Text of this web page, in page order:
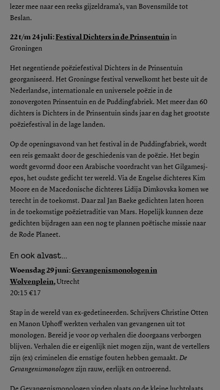
lezer mee naar een reeks gijzeldrama’s, van Bovensmilde tot
Beslan.
22 t/m 24 juli:Festival Dichters in de Prinsentuin in
Groningen
Het negentiende poëziefestival Dichters in de Prinsentuin
georganiseerd. Het Groningse festival verwelkomt het beste uit de
Nederlandse, internationale en universele poëzie in de
zonovergoten Prinsentuin en de Puddingfabriek. Met meer dan 60
dichters is Dichters in de Prinsentuin sinds jaar en dag het grootste
poëziefestival in de lage landen.
Op de openingsavond van het festival in de Puddingfabriek, wordt
een reis gemaakt door de geschiedenis van de poëzie. Het begin
wordt gevormd door een Arabische voordracht van het Gilgamesj-
epos, het oudste gedicht ter wereld. Via de Engelse dichteres Kim
Moore en de Macedonische dichteres Lidija Dimkovska komen we
terecht in de toekomst. Daar zal Jan Baeke gedichten laten horen
in de toekomstige poëzietraditie van Mars. Hopelijk kunnen deze
gedichten bijdragen aan een nog te plannen poëtische missie naar
de Rode Planeet.
En ook alvast…
Woensdag 29 juni:Gevangenismonologen in
Wolvenplein, Utrecht
20:15 €17
Stap in de wereld van ex-gedetineerden. Schrijvers Christine Otten
en Manon Uphoff werkten verhalen van gevangenen uit tot
monologen. Bereid je voor op verhalen die doorgaans verborgen
blijven. Verhalen die er eigenlijk niet mogen zijn, want de vertellers
zijn (ex) criminelen die ernstige fouten hebben gemaakt. De
Gevangenismonologen zijn rauw, eerlijk en ontroerend.